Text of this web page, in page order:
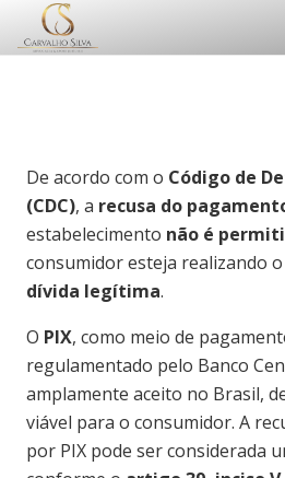
De acordo com o Código de
(CDC), a recusa do
estabelecimento não é
consumidor esteja realizando
dívida legítima.
O PIX, como meio de
regulamentado pelo Banco
amplamente aceito no Brasil,
viável para o consumidor. A
por PIX pode ser considerada